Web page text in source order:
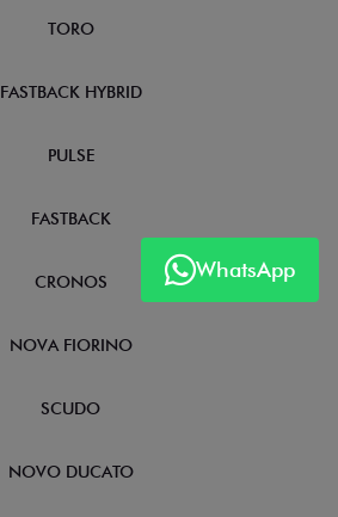
WhatsApp
TORO
FASTBACK HYBRID
PULSE
FASTBACK
CRONOS
NOVA FIORINO
SCUDO
NOVO DUCATO